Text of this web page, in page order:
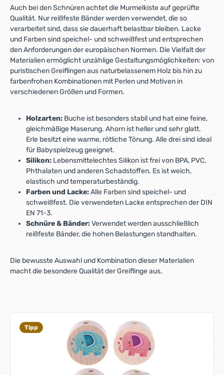
Auch bei den Schnüren achtet die Murmelkiste auf geprüfte
Qualität. Nur reißfeste Bänder werden verwendet, die so
verarbeitet sind, dass sie dauerhaft belastbar bleiben. Lacke
und Farben sind speichel- und schweißfest und entsprechen
den Anforderungen der europäischen Normen. Die Vielfalt der
Materialien ermöglicht unzählige Gestaltungsmöglichkeiten: von
puristischen Greiflingen aus naturbelassenem Holz bis hin zu
farbenfrohen Kombinationen mit Perlen und Motiven in
verschiedenen Größen und Formen.
Holzarten: Buche ist besonders stabil und hat eine feine,
gleichmäßige Maserung. Ahorn ist heller und sehr glatt.
Erle besitzt eine warme, rötliche Tönung. Alle drei sind ideal
für Babyspielzeug geeignet.
Silikon: Lebensmittelechtes Silikon ist frei von BPA, PVC,
Phthalaten und anderen Schadstoffen. Es ist weich,
elastisch und temperaturbeständig.
Farben und Lacke:Alle Farben sind speichel- und
schweißfest. Die verwendeten Lacke entsprechen der DIN
EN 71-3.
Schnüre & Bänder:Verwendet werden ausschließlich
reißfeste Bänder, die hohen Belastungen standhalten.
Die bewusste Auswahl und Kombination dieser Materialien
macht die besondere Qualität der Greiflinge aus.
Tipp